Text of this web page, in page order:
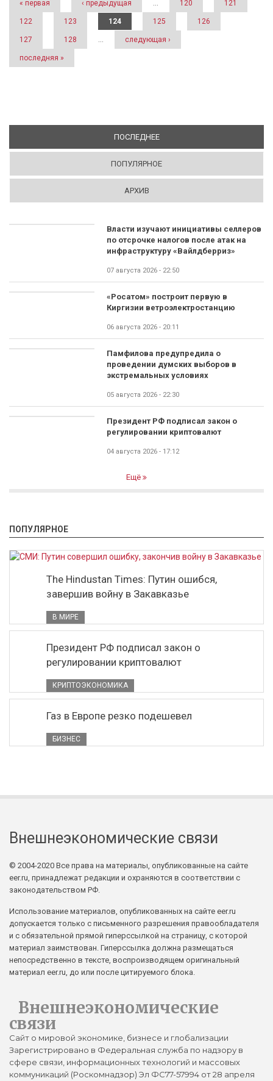
« первая ‹ предыдущая … 120 121
122 123 124 125 126
127 128 … следующая ›
последняя »
ПОСЛЕДНЕЕ(АКТИВНАЯ ВКЛАДКА)
ПОПУЛЯРНОЕ
АРХИВ
Власти изучают инициативы селлеров
по отсрочке налогов после атак на
инфраструктуру «Вайлдберриз»
07 августа 2026 - 22:50
«Росатом» построит первую в
Киргизии ветроэлектростанцию
06 августа 2026 - 20:11
Памфилова предупредила о
проведении думских выборов в
экстремальных условиях
05 августа 2026 - 22:30
Президент РФ подписал закон о
регулировании криптовалют
04 августа 2026 - 17:12
Ещё
ПОПУЛЯРНОЕ
The Hindustan Times: Путин ошибся,
завершив войну в Закавказье
В МИРЕ
Президент РФ подписал закон о
регулировании криптовалют
КРИПТОЭКОНОМИКА
Газ в Европе резко подешевел
БИЗНЕС
Внешнеэкономические связи
© 2004-2020 Все права на материалы, опубликованные на сайте
eer.ru, принадлежат редакции и охраняются в соответствии с
законодательством РФ.
Использование материалов, опубликованных на сайте eer.ru
допускается только с письменного разрешения правообладателя
и с обязательной прямой гиперссылкой на страницу, с которой
материал заимствован. Гиперссылка должна размещаться
непосредственно в тексте, воспроизводящем оригинальный
материал eer.ru, до или после цитируемого блока.
Внешнеэкономические
связи
Сайт о мировой экономике, бизнесе и глобализации
Зарегистрировано в Федеральная служба по надзору в
сфере связи, информационных технологий и массовых
коммуникаций (Роскомнадзор) Эл ФС77-57994 от 28 апреля